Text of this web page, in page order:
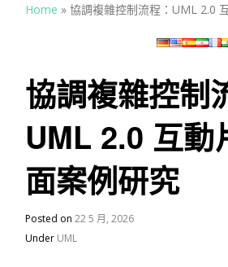
Home »協調複雜控制流程：UML 2.0
協調複雜控制
UML 2.0 互動
面案例研究
Posted on22 5 月, 2026
Under UML